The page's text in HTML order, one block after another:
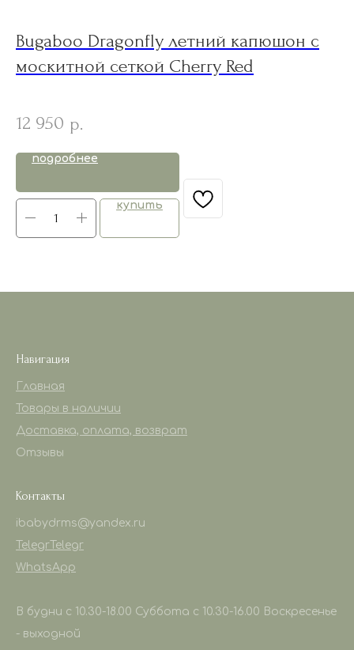
Bugaboo Dragonfly летний капюшон с
москитной сеткой Cherry Red
12 950 р.
подробнее
купить
Навигация
Главная
Товары в наличии
Доставка, оплата, возврат
Отзывы
Контакты
ibabydrms@yandex.ru
Telegr Telegr
WhatsApp
В будни с 10.30-18.00 Суббота с 10.30-16.00 Воскресенье
- выходной